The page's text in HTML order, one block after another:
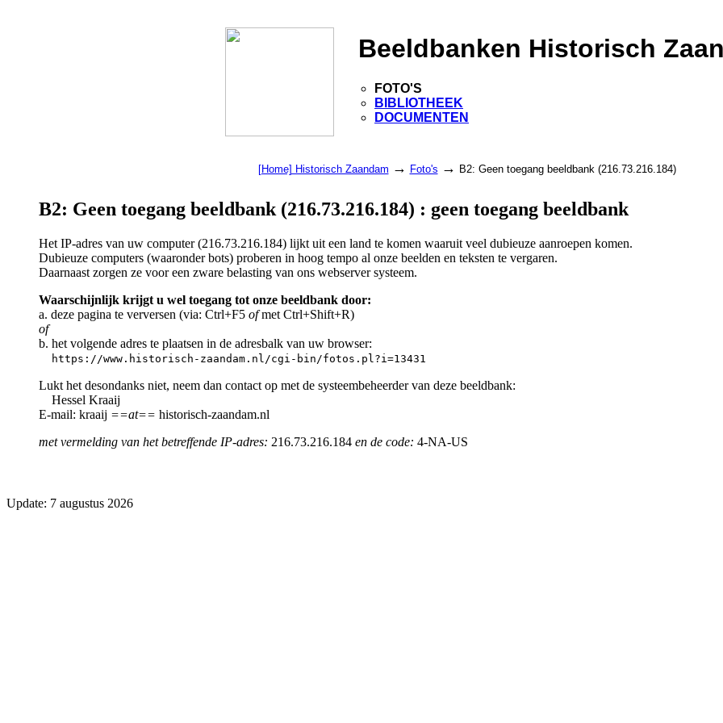
Beeldbanken Historisch
FOTO'S
BIBLIOTHEEK
DOCUMENTEN
[Home] Historisch Zaandam → Foto's → B2: Geen toegang beeldbank (216.73.216.184)
B2: Geen toegang beeldbank (216.73.216.184) : geen toegang beeldbank
Het IP-adres van uw computer (216.73.216.184) lijkt uit een land te komen waaruit veel dubieuze aanroepen komen.
Dubieuze computers (waaronder bots) proberen in hoog tempo al onze beelden en teksten te vergaren.
Daarnaast zorgen ze voor een zware belasting van ons webserver systeem.
Waarschijnlijk krijgt u wel toegang tot onze beeldbank door:
a. deze pagina te verversen (via: Ctrl+F5 ofmet Ctrl+Shift+R)
of
b. het volgende adres te plaatsen in de adresbalk van uw browser:
https://www.historisch-zaandam.nl/cgi-bin/fotos.pl?i=13431
Lukt het desondanks niet, neem dan contact op met de systeembeheerder van deze beeldbank:
Hessel Kraaij
E-mail: kraaij ==at== historisch-zaandam.nl
met vermelding van het betreffende IP-adres: 216.73.216.184 en de code: 4-NA-US
Update: 7 augustus 2026